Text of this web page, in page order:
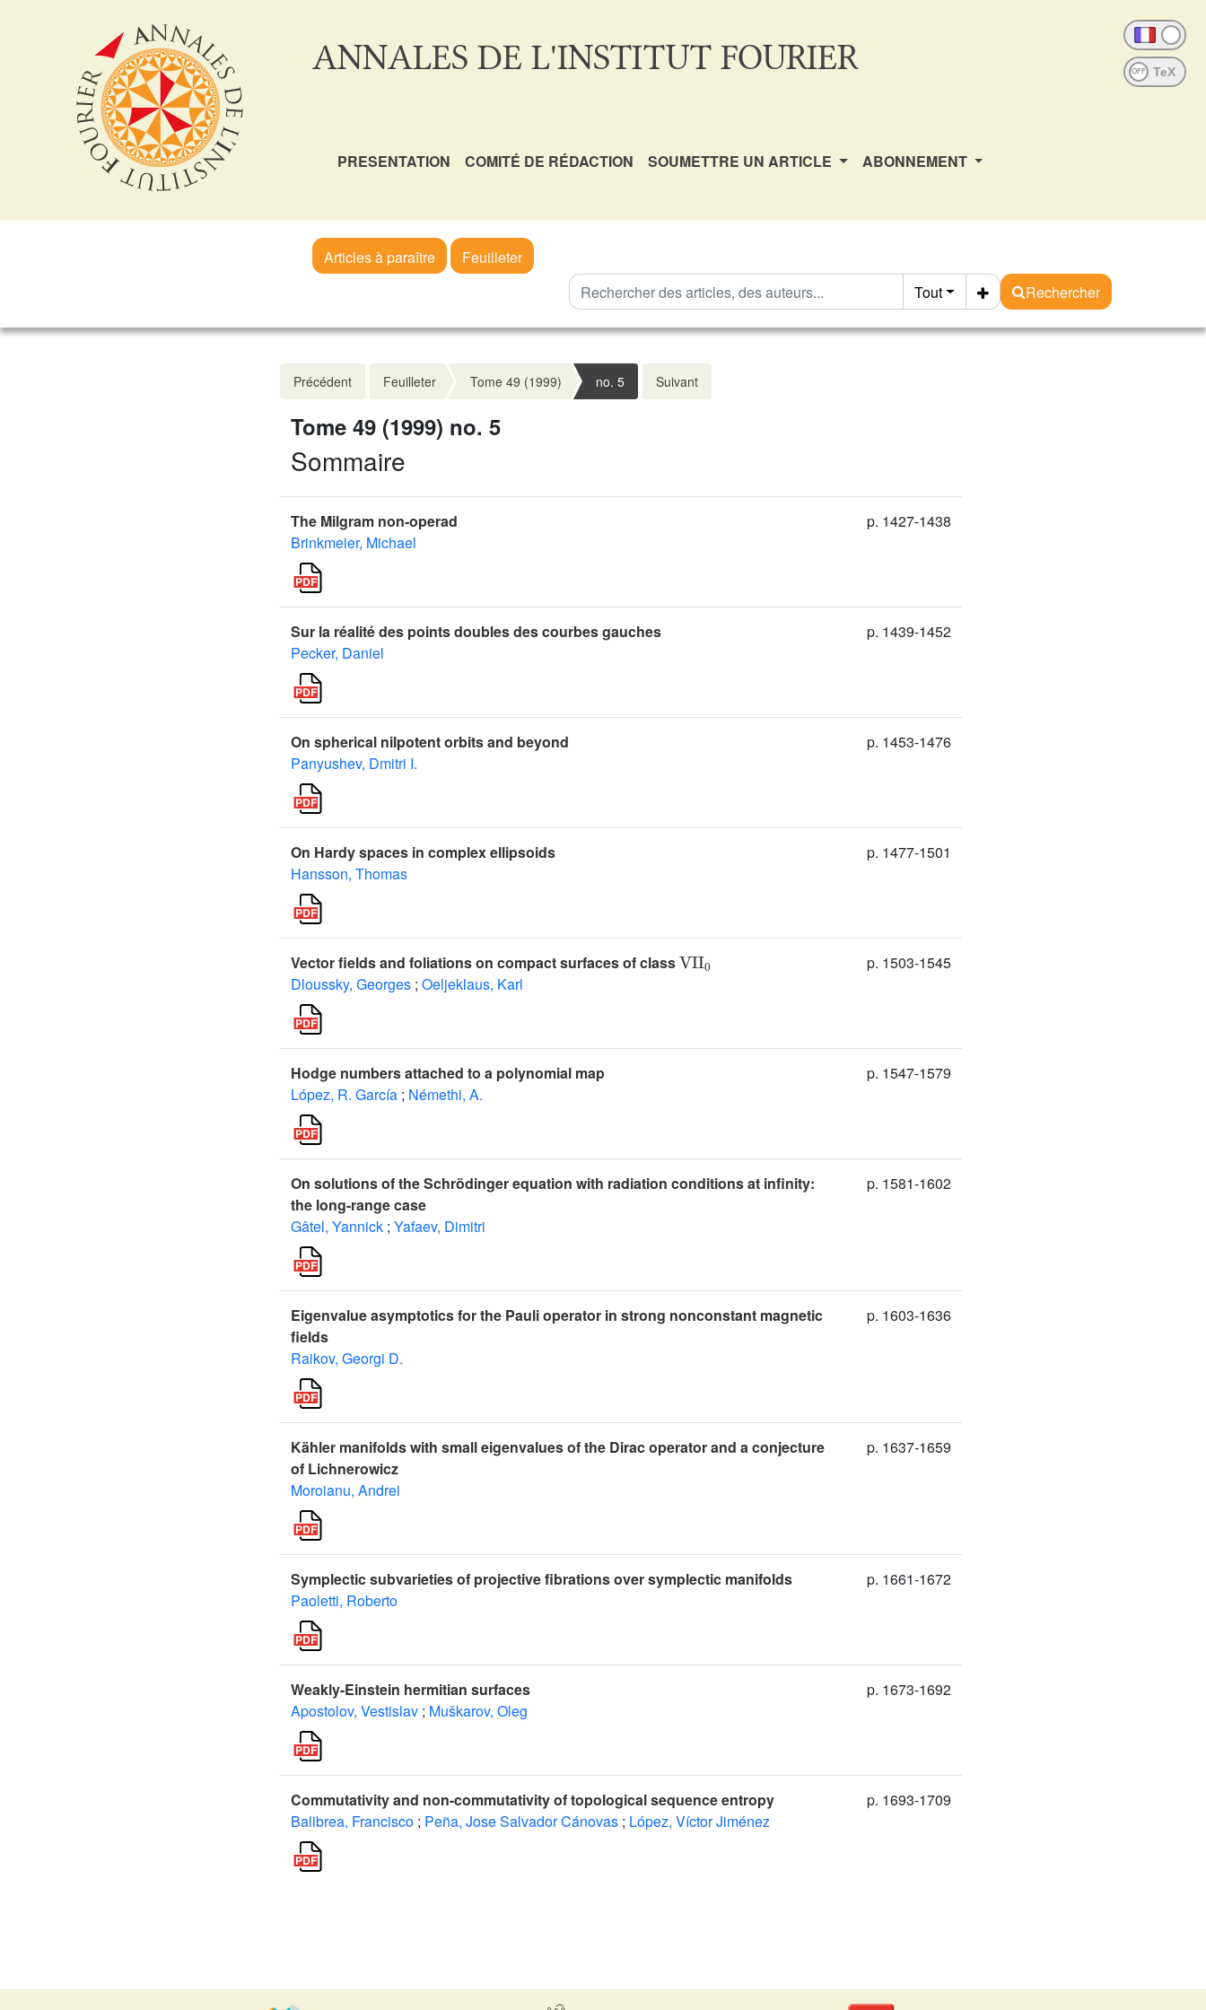
ANNALES DE L'INSTITUT FOURIER OFF
PRESENTATION COMITÉ DE RÉDACTION SOUMETTRE UN ARTICLE ABONNEMENT
Articles à paraître
Feuilleter
Tout
Rechercher
Précédent Feuilleter Tome 49 (1999) no. 5 Suivant
Tome 49 (1999) no. 5
Sommaire
The Milgram non-operad
Brinkmeier, Michael
p. 1427-1438
Sur la réalité des points doubles des courbes gauches
Pecker, Daniel
p. 1439-1452
On spherical nilpotent orbits and beyond
Panyushev, Dmitri I.
p. 1453-1476
On Hardy spaces in complex ellipsoids
Hansson, Thomas
p. 1477-1501
Vector fields and foliations on compact surfaces of class
Dloussky, Georges ; Oeljeklaus, Karl
p. 1503-1545
Hodge numbers attached to a polynomial map
López, R. García ; Némethi, A.
p. 1547-1579
On solutions of the Schrödinger equation with radiation conditions at infinity:
the long-range case
Gâtel, Yannick ; Yafaev, Dimitri
p. 1581-1602
Eigenvalue asymptotics for the Pauli operator in strong nonconstant magnetic
fields
Raikov, Georgi D.
p. 1603-1636
Kähler manifolds with small eigenvalues of the Dirac operator and a conjecture
of Lichnerowicz
Moroianu, Andrei
p. 1637-1659
Symplectic subvarieties of projective fibrations over symplectic manifolds
Paoletti, Roberto
p. 1661-1672
Weakly-Einstein hermitian surfaces
Apostolov, Vestislav ; Muškarov, Oleg
p. 1673-1692
Commutativity and non-commutativity of topological sequence entropy
Balibrea, Francisco ; Peña, Jose Salvador Cánovas ; López, Víctor Jiménez
p. 1693-1709